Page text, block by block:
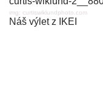
img: curtiswiklundphoto.com
Náš výlet z IKEI